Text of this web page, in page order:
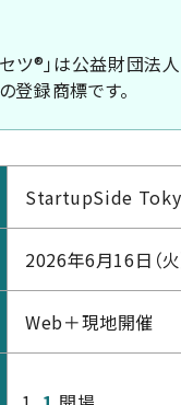
ツ®」は公益財団法
登録商標です。
StartupSide
2026年6月16日（
Web＋現地開催